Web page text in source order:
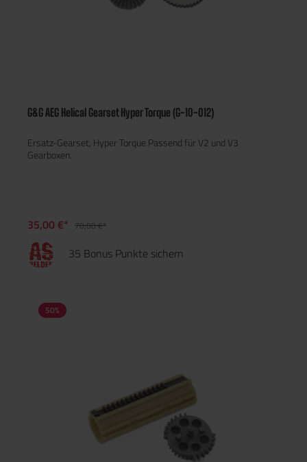
G&G AEG Helical Gearset Hyper Torque (G-10-012)
Ersatz-Gearset, Hyper Torque.Passend für V2 und V3
Gearboxen.
35,00 €* 70,00 €*
35 Bonus Punkte sichern
50%